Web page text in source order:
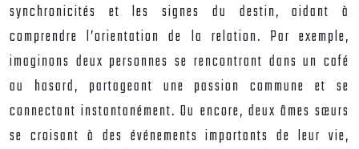
synchronicités et les signes du destin, aidant à
comprendre l’orientation de la relation. Par exemple,
imaginons deux personnes se rencontrant dans un café
au hasard, partageant une passion commune et se
connectant instantanément. Ou encore, deux âmes sœurs
se croisant à des événements importants de leur vie,